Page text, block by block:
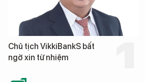
Chủ tịch VikkiBankS bất
ngờ xin từ nhiệm